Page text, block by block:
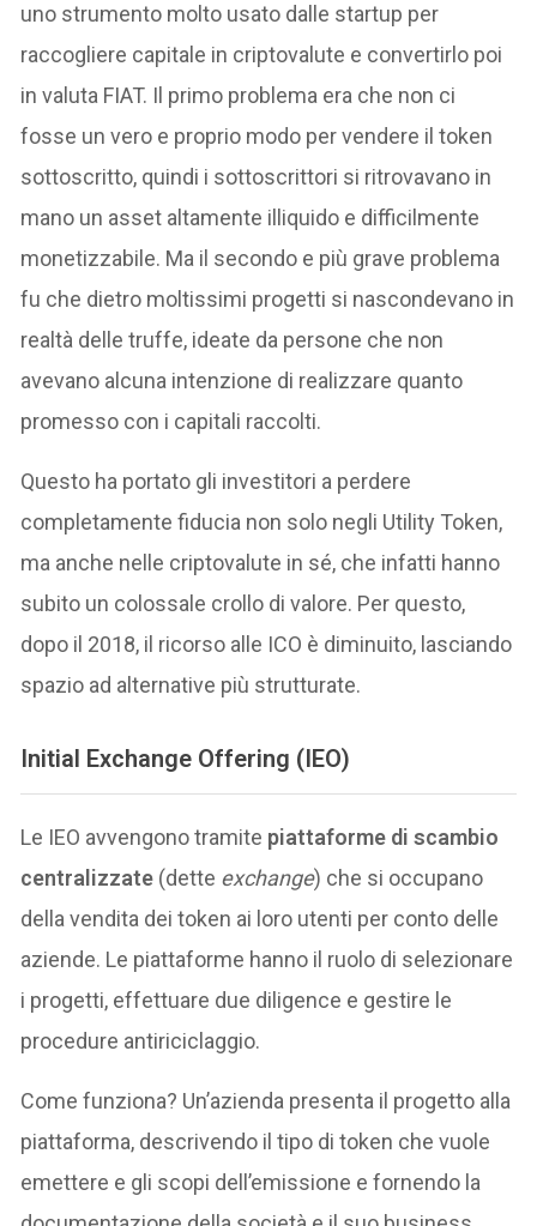
uno strumento molto usato dalle startup per
raccogliere capitale in criptovalute e convertirlo poi
in valuta FIAT. Il primo problema era che non ci
fosse un vero e proprio modo per vendere il token
sottoscritto, quindi i sottoscrittori si ritrovavano in
mano un asset altamente illiquido e difficilmente
monetizzabile. Ma il secondo e più grave problema
fu che dietro moltissimi progetti si nascondevano in
realtà delle truffe, ideate da persone che non
avevano alcuna intenzione di realizzare quanto
promesso con i capitali raccolti.
Questo ha portato gli investitori a perdere
completamente fiducia non solo negli Utility Token,
ma anche nelle criptovalute in sé, che infatti hanno
subito un colossale crollo di valore. Per questo,
dopo il 2018, il ricorso alle ICO è diminuito, lasciando
spazio ad alternative più strutturate.
Initial Exchange Offering (IEO)
Le IEO avvengono tramite piattaforme di scambio
centralizzate (dette exchange) che si occupano
della vendita dei token ai loro utenti per conto delle
aziende. Le piattaforme hanno il ruolo di selezionare
i progetti, effettuare due diligence e gestire le
procedure antiriciclaggio.
Come funziona? Un’azienda presenta il progetto alla
piattaforma, descrivendo il tipo di token che vuole
emettere e gli scopi dell’emissione e fornendo la